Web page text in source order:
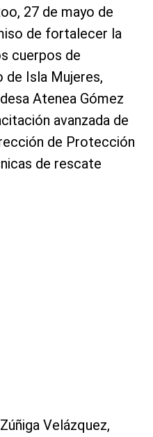
27 de mayo de
de fortalecer la
cuerpos de
de Isla Mujeres,
Atenea Gómez
avanzada de
de Protección
de rescate
Velázquez,